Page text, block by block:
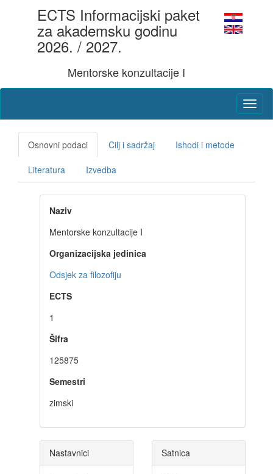
ECTS Informacijski paket
za akademsku godinu
2026. / 2027.
Mentorske konzultacije I
Osnovni podaci Cilj i sadržaj Ishodi i metode
Literatura Izvedba
Naziv
Mentorske konzultacije I
Organizacijska jedinica
Odsjek za filozofiju
ECTS
1
Šifra
125875
Semestri
zimski
Nastavnici Satnica